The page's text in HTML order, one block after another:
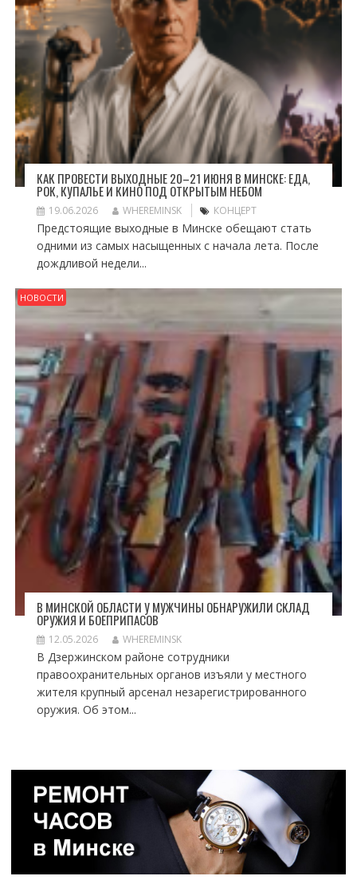
КАК ПРОВЕСТИ ВЫХОДНЫЕ 20–21 ИЮНЯ В МИНСКЕ: ЕДА,
РОК, КУПАЛЬЕ И КИНО ПОД ОТКРЫТЫМ НЕБОМ
19.06.2026 WHEREMINSK КОНЦЕРТ
Предстоящие выходные в Минске обещают стать
одними из самых насыщенных с начала лета. После
дождливой недели...
НОВОСТИ
В МИНСКОЙ ОБЛАСТИ У МУЖЧИНЫ ОБНАРУЖИЛИ СКЛАД
ОРУЖИЯ И БОЕПРИПАСОВ
12.05.2026 WHEREMINSK
В Дзержинском районе сотрудники
правоохранительных органов изъяли у местного
жителя крупный арсенал незарегистрированного
оружия. Об этом...